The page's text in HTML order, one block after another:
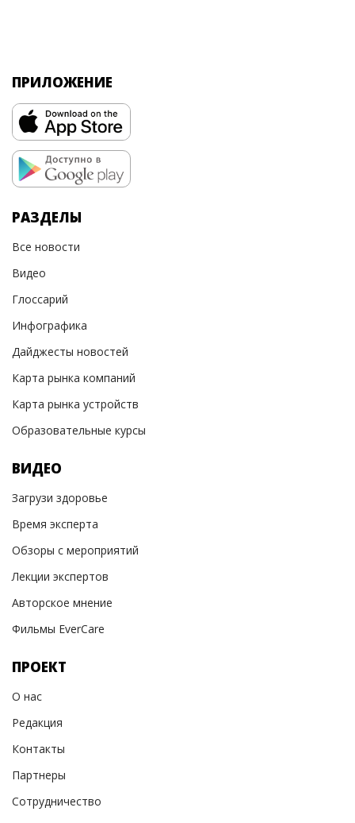
ПРИЛОЖЕНИЕ
РАЗДЕЛЫ
Все новости
Видео
Глоссарий
Инфографика
Дайджесты новостей
Карта рынка компаний
Карта рынка устройств
Образовательные курсы
ВИДЕО
Загрузи здоровье
Время эксперта
Обзоры с мероприятий
Лекции экспертов
Авторское мнение
Фильмы EverCare
ПРОЕКТ
О нас
Редакция
Контакты
Партнеры
Сотрудничество